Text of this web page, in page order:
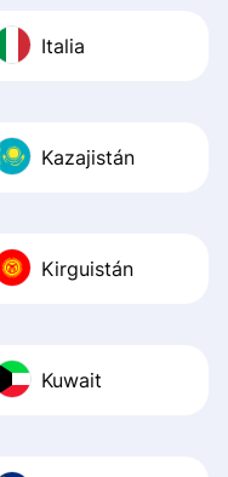
Italia
Kazajistán
Kirguistán
Kuwait